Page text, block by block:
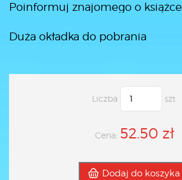
Poinformuj znajomego o książce
Duża okładka do pobrania
Liczba szt.
Cena: 52.50 zł
Dodaj do koszyka